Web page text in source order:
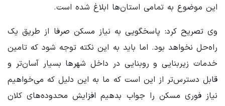
این موضوع به تمامی استان‌ها ابلاغ شده است.
وی تصریح کرد: پاسخگویی به نیاز مسکن صرفا از طریق یک
راه‌حل نخواهد بود. اما باید به این نکته توجه شود که تامین
خدمات زیربنایی و روبنایی در داخل شهرها بسیار آسان‌تر و
قابل دسترس‌تر از این است که ما به این دلیل که می‌خواهیم
نیاز فوری مسکن را جواب بدهیم افزایش محدوده‌های کلان